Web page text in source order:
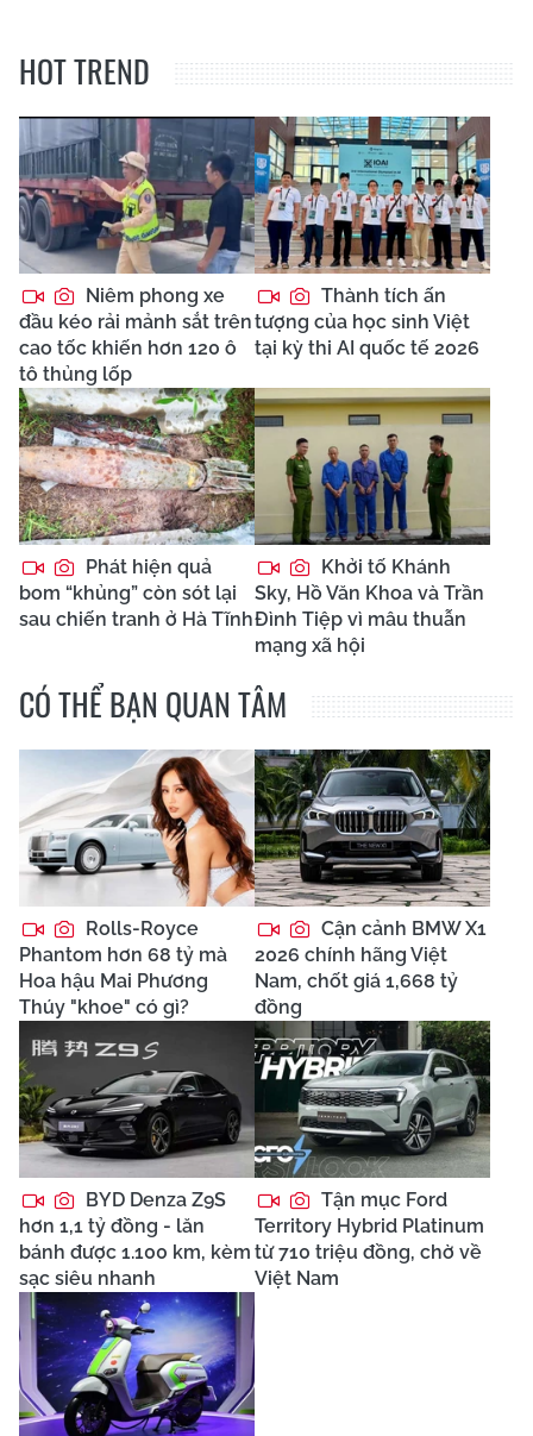
HOT TREND
Niêm phong xe
đầu kéo rải mảnh sắt trên
cao tốc khiến hơn 120 ô
tô thủng lốp
Thành tích ấn
tượng của học sinh Việt
tại kỳ thi AI quốc tế 2026
Phát hiện quả
bom “khủng” còn sót lại
sau chiến tranh ở Hà Tĩnh
Khởi tố Khánh
Sky, Hồ Văn Khoa và Trần
Đình Tiệp vì mâu thuẫn
mạng xã hội
CÓ THỂ BẠN QUAN TÂM
Rolls-Royce
Phantom hơn 68 tỷ mà
Hoa hậu Mai Phương
Thúy "khoe" có gì?
Cận cảnh BMW X1
2026 chính hãng Việt
Nam, chốt giá 1,668 tỷ
đồng
BYD Denza Z9S
hơn 1,1 tỷ đồng - lăn
bánh được 1.100 km, kèm
sạc siêu nhanh
Tận mục Ford
Territory Hybrid Platinum
từ 710 triệu đồng, chờ về
Việt Nam